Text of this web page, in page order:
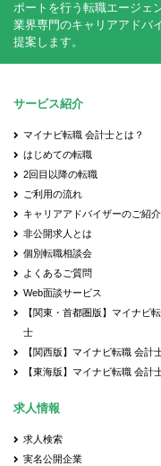
ポートを行う転職エージェ
業界専門のキャリアアドバ
提案します。
サービス紹介
マイナビ転職 会計士とは？
はじめての転職
2回目以降の転職
ご利用の流れ
キャリアアドバイザーのご紹介
非公開求人とは
個別転職相談会
よくあるご質問
Web面談サービス
【関東・首都圏版】マイナビ
士
【関西版】マイナビ転職 会計
【東海版】マイナビ転職 会計
求人情報
求人検索
実名公開企業